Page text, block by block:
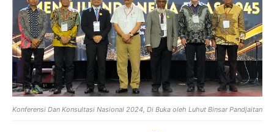
Konferensi Dan Konsultasi Nasional 2024, Di Buka oleh Luhut Binsar Pandjaitan